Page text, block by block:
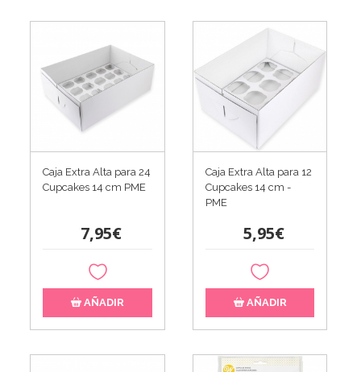
Caja Extra Alta para 24
Cupcakes 14 cm PME
7,95€
AÑADIR
Caja Extra Alta para 12
Cupcakes 14 cm -
PME
5,95€
AÑADIR